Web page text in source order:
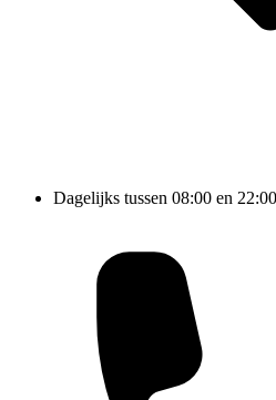
Dagelijks tussen 08:00 en